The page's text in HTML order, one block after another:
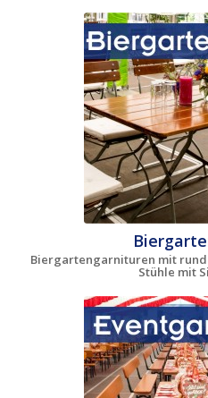
Biergartengarnituren mit
Stühle mit